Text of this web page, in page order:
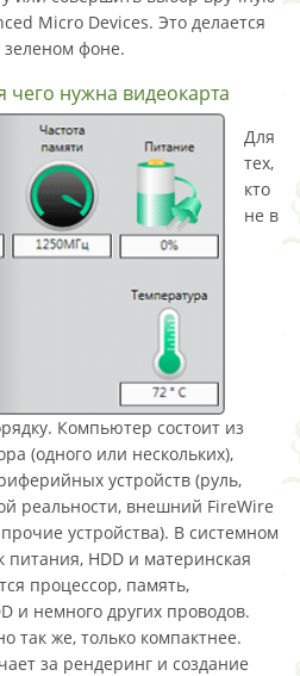
Micro Devices. Это делается
зеленом фоне.
нужна видеокарта
Для
тех,
кто
не в
Компьютер состоит из
(одного или нескольких),
устройств (руль,
реальности, внешний FireWire
устройства). В системном
питания, HDD и материнская
процессор, память,
и немного других проводов.
так же, только компактнее.
за рендеринг и создание